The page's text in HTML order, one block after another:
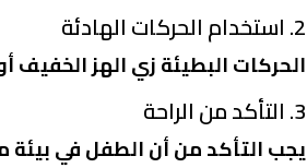
2. استخدام الحركات الهادئة
الحركات البطيئة زي الهز
3. التأكد من الراحة
يجب التأكد من أن الطفل في بيئة